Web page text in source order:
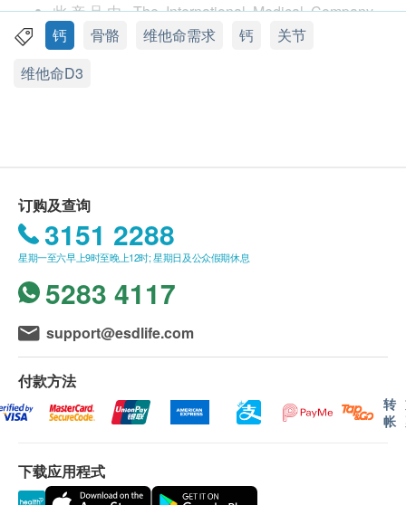
60粒
美国
康人士。
吸收率比传统钙高
不会引致便秘
适用于服用胃药人士
适合素食者
适合对甲壳素过敏人士
适用人士
此产品由 The International Medical Company
Limited 提供。
Company Limited 及 健康网购Health.ESDlife 保
HK$200，即可享本地免费送货服务。 账单总额未
满HK$200需附加HK$50运费。
我们将于确定订单后3个工作天内安排发货。
不排除运送时间会因节日而有所影响。 当八号烈
风讯号悬挂或黑色暴雨警告生效时，送货服务时间
所有订单须视乎相关货品的供应情况再作最后确
认。 倘若生活易未能提供任何订单上的货品，生
活易有权拒绝接受该订单，并且会于送货前透过电
话或电邮通知顾客再作安排。
货品质量保证，于顾客收到产品当日起计，食用期
钙 骨骼 维他命需求 钙
关节
维他命D3
订购及查询
3151 2288
星期一至六早上9时至晚上12时; 星期日及公众假期休息
5283 4117
support@esdlife.com
付款方法
转
帐
下载应用程式